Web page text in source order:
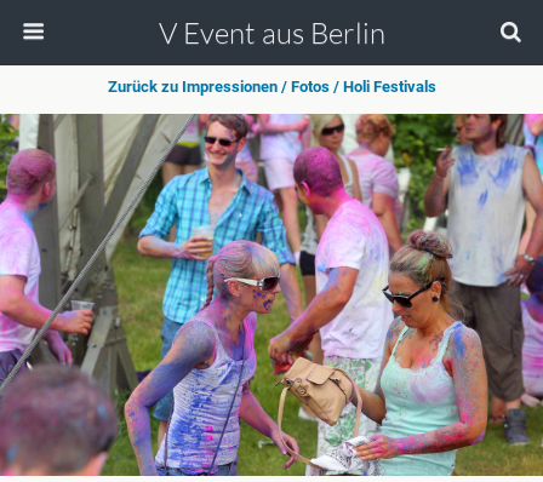
V Event aus Berlin
Zurück zu Impressionen / Fotos / Holi Festivals